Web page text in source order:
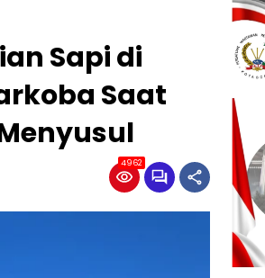
Sapi di
Saat
4962